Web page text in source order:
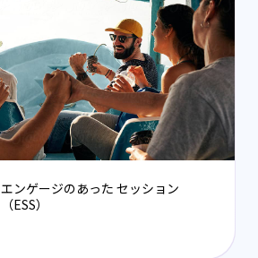
エンゲージのあった セッション
（ESS）